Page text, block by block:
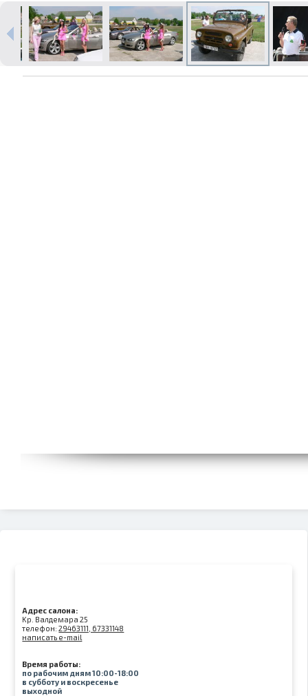
Печать в течение 1 часа в Риге –
закажите онлайн
Различные форматы и виды
Адрес салона:
Kр. Валдемара 25
телефон:29463111, 67331148
написать e-mail
Время работы:
по рабочим дням 10:00-18:00
в субботу и воскресенье
выходной